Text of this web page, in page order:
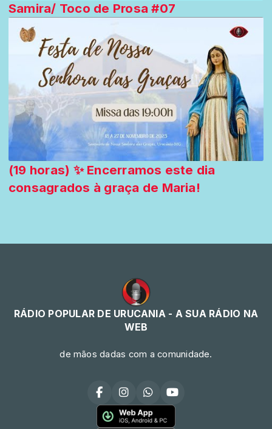
Samira/ Toco de Prosa #07
(19 horas) ✨ Encerramos este dia
consagrados à graça de Maria!
RÁDIO POPULAR DE URUCANIA - A SUA RÁDIO NA
WEB
de mãos dadas com a comunidade.